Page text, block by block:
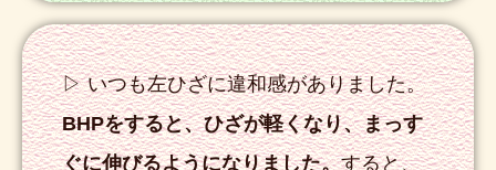
▷ いつも左ひざに違和感がありました。
BHPをすると、ひざが軽くなり、まっす
ぐに伸びるようになりました。すると、